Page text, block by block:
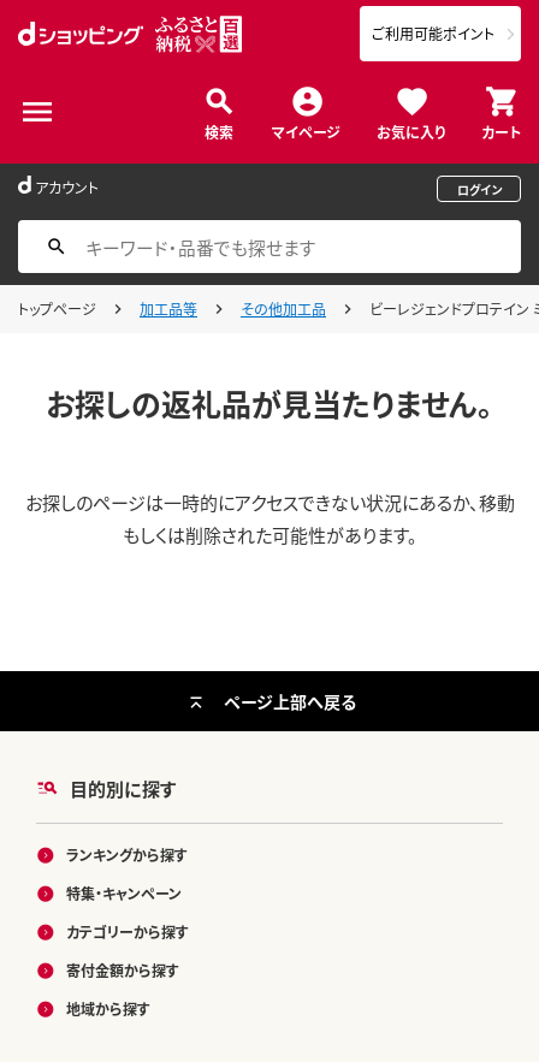
検索 マイページ お気に入り カート
ご利用可能ポイント
アカウント ログイン
トップページ 加工品等 その他加工品 ビーレジェンドプロテイ
お探しの返礼品が見当たりません。
お探しのページは一時的にアクセスできない状況にあるか、移動
もしくは削除された可能性があります。
目的別に探す
ランキングから探す
特集・キャンペーン
カテゴリーから探す
寄付金額から探す
地域から探す
ページ上部へ戻る